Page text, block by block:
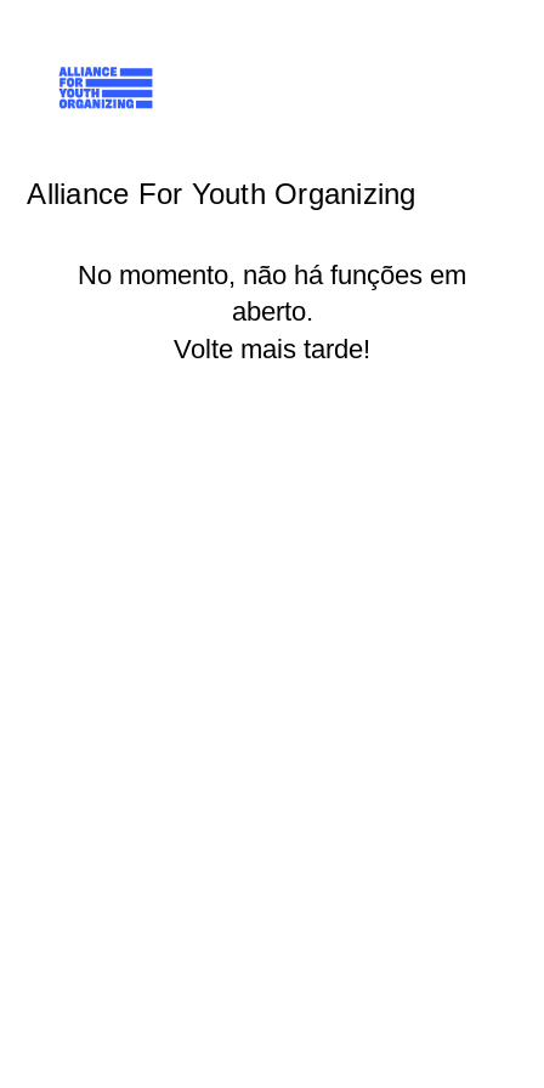
Alliance For Youth Organizing
No momento, não há funções em
aberto.
Volte mais tarde!